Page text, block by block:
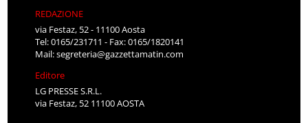
REDAZIONE
via Festaz, 52 - 11100 Aosta
Tel: 0165/231711 - Fax: 0165/1820141
Mail:segreteria@gazzettamatin.com
Editore
LG PRESSE S.R.L.
via Festaz, 52 11100 AOSTA